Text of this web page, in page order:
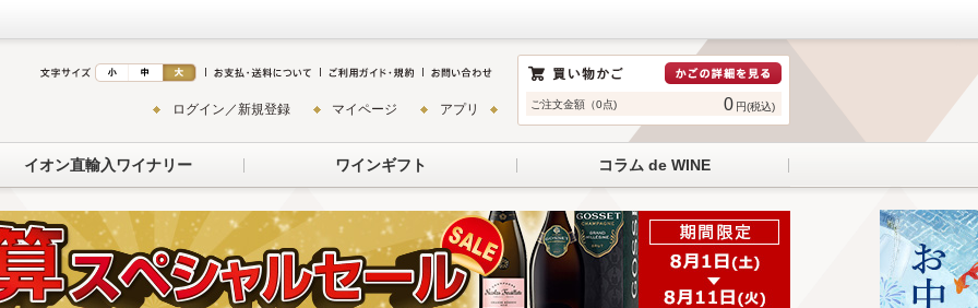
ご注文金額（0点) 0 円(税込)
ログイン／新規登録 マイページ アプリ
イオン直輸入ワイナリー ワインギフト コラム de WINE